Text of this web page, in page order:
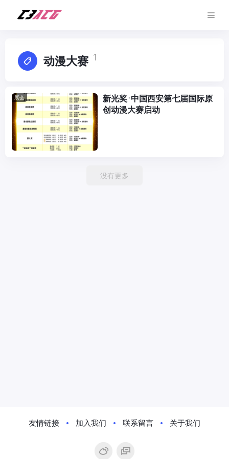
动漫大赛 1
展会
新光奖·中国西安第七届国际原
创动漫大赛启动
没有更多
友情链接 加入我们 联系留言 关于我们